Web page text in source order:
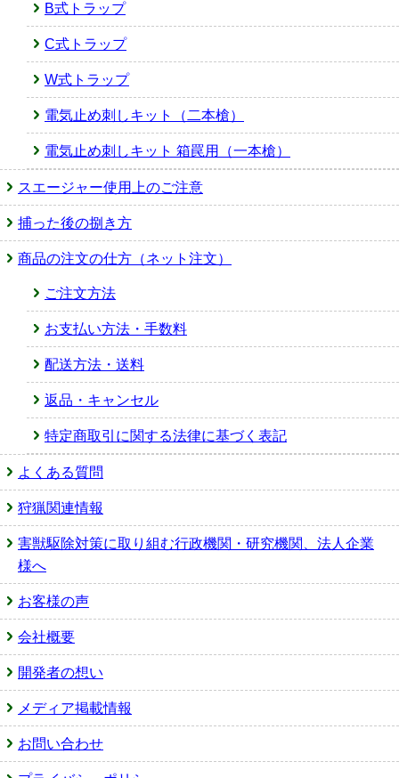
B式トラップ
C式トラップ
W式トラップ
電気止め刺しキット（二本槍）
電気止め刺しキット 箱罠用（一本槍）
スエージャー使用上のご注意
捕った後の捌き方
商品の注文の仕方（ネット注文）
ご注文方法
お支払い方法・手数料
配送方法・送料
返品・キャンセル
特定商取引に関する法律に基づく表記
よくある質問
狩猟関連情報
害獣駆除対策に取り組む行政機関・研究機関、法人企業
様へ
お客様の声
会社概要
開発者の想い
メディア掲載情報
お問い合わせ